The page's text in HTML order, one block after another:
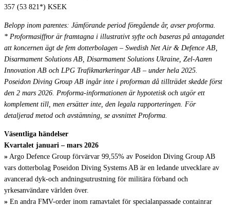
357 (53 821*) KSEK
Belopp inom parentes: Jämförande period föregående år, avser proforma.
* Proformasiffror är framtagna i illustrativt syfte och baseras på antagandet
att koncernen ägt de fem dotterbolagen – Swedish Net Air & Defence AB,
Disarmament Solutions AB, Disarmament Solutions Ukraine, Zel-Aaren
Innovation AB och LPG Trafikmarkeringar AB – under hela 2025.
Poseidon Diving Group AB ingår inte i proforman då tillträdet skedde först
den 2 mars 2026. Proforma-informationen är hypotetisk och utgör ett
komplement till, men ersätter inte, den legala rapporteringen. För
detaljerad metod och avstämning, se avsnittet Proforma.
Väsentliga händelser
Kvartalet januari – mars 2026
»Argo Defence Group förvärvar 99,55% av Poseidon Diving Group AB
vars dotterbolag Poseidon Diving Systems AB är en ledande utvecklare av
avancerad dyk-och andningsutrustning för militära förband och
yrkesanvändare världen över.
» En andra FMV-order inom ramavtalet för specialanpassade containrar